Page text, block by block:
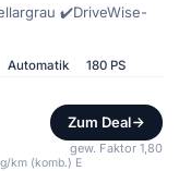
✔️DriveWise-
Automatik 180 PS
Zum Deal
gew. Faktor 1,80
km (komb.) E